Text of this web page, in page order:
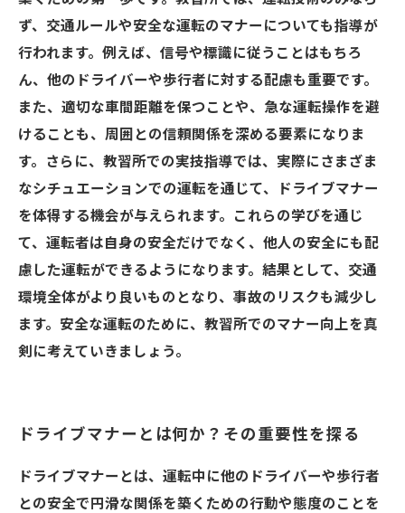
めの運転マナー
ず、交通ルールや安全な運転のマナーについても指導が
行われます。例えば、信号や標識に従うことはもちろ
ん、他のドライバーや歩行者に対する配慮も重要です。
また、適切な車間距離を保つことや、急な運転操作を避
けることも、周囲との信頼関係を深める要素になりま
す。さらに、教習所での実技指導では、実際にさまざま
なシチュエーションでの運転を通じて、ドライブマナー
を体得する機会が与えられます。これらの学びを通じ
て、運転者は自身の安全だけでなく、他人の安全にも配
慮した運転ができるようになります。結果として、交通
環境全体がより良いものとなり、事故のリスクも減少し
ます。安全な運転のために、教習所でのマナー向上を真
剣に考えていきましょう。
ドライブマナーとは何か？その重要性を探る
ドライブマナーとは、運転中に他のドライバーや歩行者
との安全で円滑な関係を築くための行動や態度のことを